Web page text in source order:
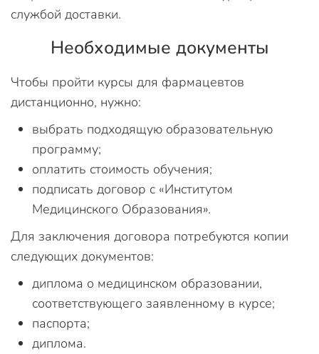
службой доставки.
Необходимые документы
Чтобы пройти курсы для фармацевтов
дистанционно, нужно:
выбрать подходящую образовательную
программу;
оплатить стоимость обучения;
подписать договор с «Институтом
Медицинского Образования».
Для заключения договора потребуются копии
следующих документов:
диплома о медицинском образовании,
соответствующего заявленному в курсе;
паспорта;
диплома.